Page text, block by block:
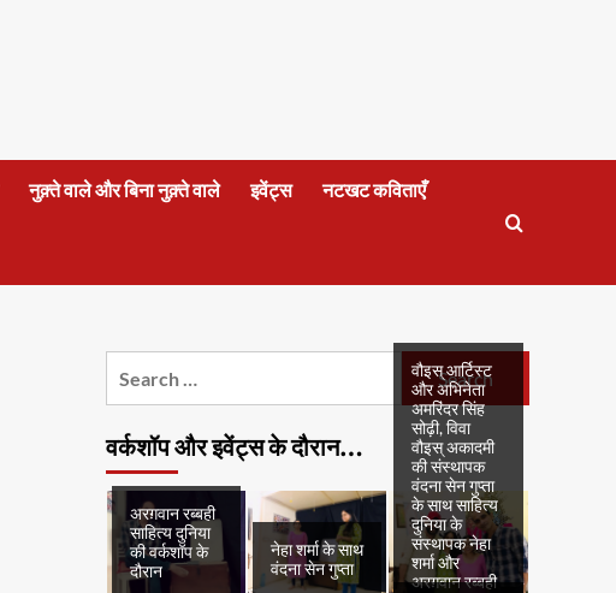
नुक़्ते वाले और बिना नुक़्ते वाले इवेंट्स नटखट कविताएँ
वर्कशॉप और इवेंट्स के दौरान…
अरग़वान रब्बही
साहित्य दुनिया
की वर्कशॉप के
दौरान
नेहा शर्मा के साथ
वंदना सेन गुप्ता
वौइस् आर्टिस्ट
और अभिनेता
अमरिंदर सिंह
सोढ़ी, विवा
वौइस् अकादमी
की संस्थापक
वंदना सेन गुप्ता
के साथ साहित्य
दुनिया के
संस्थापक नेहा
शर्मा और
अरग़वान रब्बही